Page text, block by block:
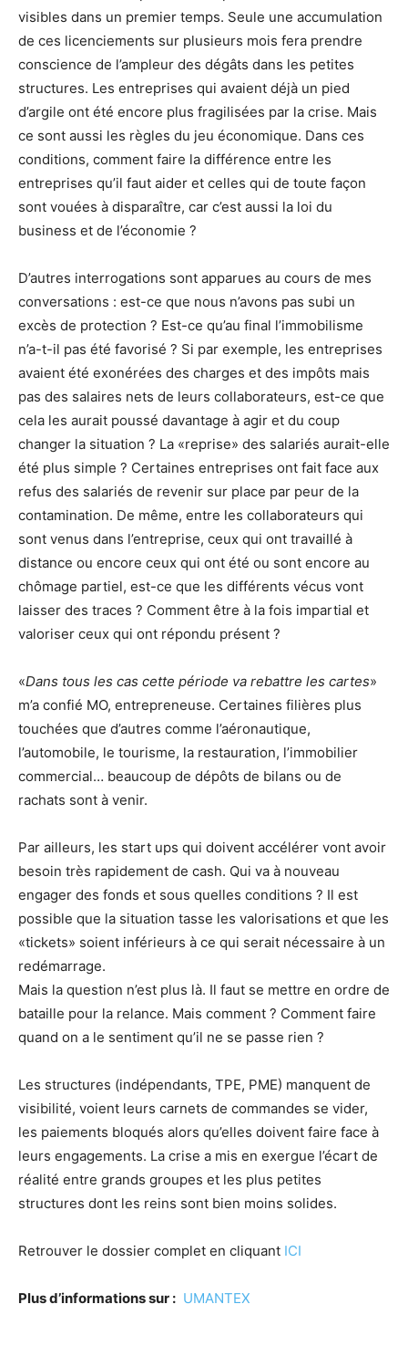
visibles dans un premier temps. Seule une accumulation
de ces licenciements sur plusieurs mois fera prendre
conscience de l’ampleur des dégâts dans les petites
structures. Les entreprises qui avaient déjà un pied
d’argile ont été encore plus fragilisées par la crise. Mais
ce sont aussi les règles du jeu économique. Dans ces
conditions, comment faire la différence entre les
entreprises qu’il faut aider et celles qui de toute façon
sont vouées à disparaître, car c’est aussi la loi du
business et de l’économie ?
D’autres interrogations sont apparues au cours de mes
conversations : est-ce que nous n’avons pas subi un
excès de protection ? Est-ce qu’au final l’immobilisme
n’a-t-il pas été favorisé ? Si par exemple, les entreprises
avaient été exonérées des charges et des impôts mais
pas des salaires nets de leurs collaborateurs, est-ce que
cela les aurait poussé davantage à agir et du coup
changer la situation ? La «reprise» des salariés aurait-elle
été plus simple ? Certaines entreprises ont fait face aux
refus des salariés de revenir sur place par peur de la
contamination. De même, entre les collaborateurs qui
sont venus dans l’entreprise, ceux qui ont travaillé à
distance ou encore ceux qui ont été ou sont encore au
chômage partiel, est-ce que les différents vécus vont
laisser des traces ? Comment être à la fois impartial et
valoriser ceux qui ont répondu présent ?
«Dans tous les cas cette période va rebattre les cartes»
m’a confié MO, entrepreneuse. Certaines filières plus
touchées que d’autres comme l’aéronautique,
l’automobile, le tourisme, la restauration, l’immobilier
commercial… beaucoup de dépôts de bilans ou de
rachats sont à venir.
Par ailleurs, les start ups qui doivent accélérer vont avoir
besoin très rapidement de cash. Qui va à nouveau
engager des fonds et sous quelles conditions ? Il est
possible que la situation tasse les valorisations et que les
«tickets» soient inférieurs à ce qui serait nécessaire à un
redémarrage.
Mais la question n’est plus là. Il faut se mettre en ordre de
bataille pour la relance. Mais comment ? Comment faire
quand on a le sentiment qu’il ne se passe rien ?
Les structures (indépendants, TPE, PME) manquent de
visibilité, voient leurs carnets de commandes se vider,
les paiements bloqués alors qu’elles doivent faire face à
leurs engagements. La crise a mis en exergue l’écart de
réalité entre grands groupes et les plus petites
structures dont les reins sont bien moins solides.
Retrouver le dossier complet en cliquant ICI
Plus d’informations sur : UMANTEX